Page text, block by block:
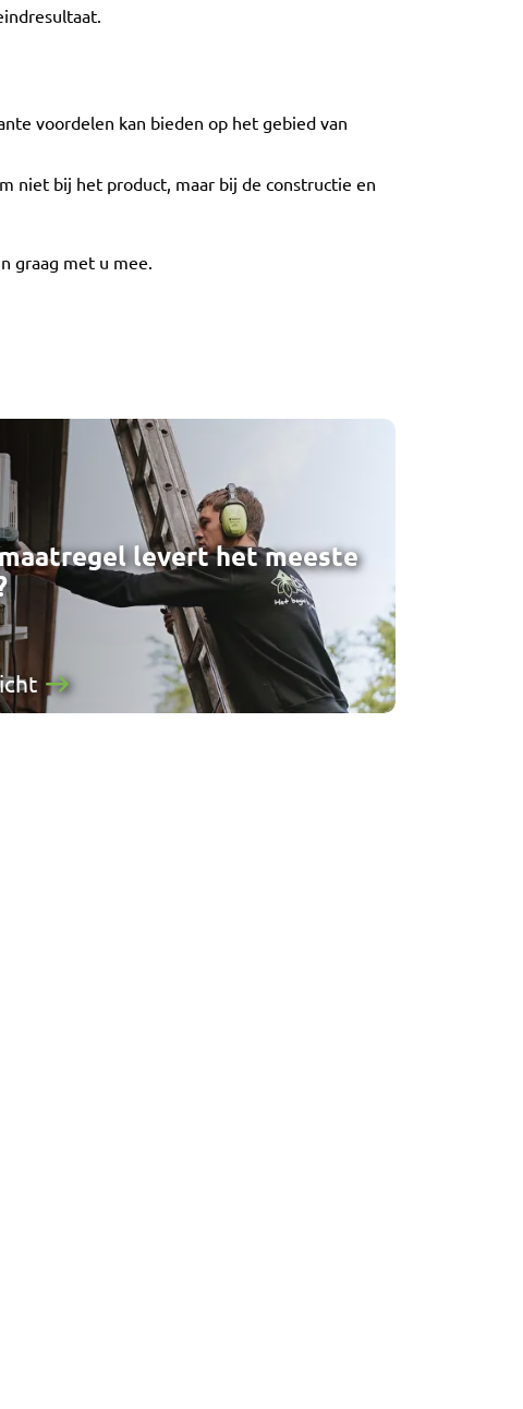
voordelen kan bieden op het gebied van
niet bij het product, maar bij de constructie en
graag met u mee.
levert het meeste